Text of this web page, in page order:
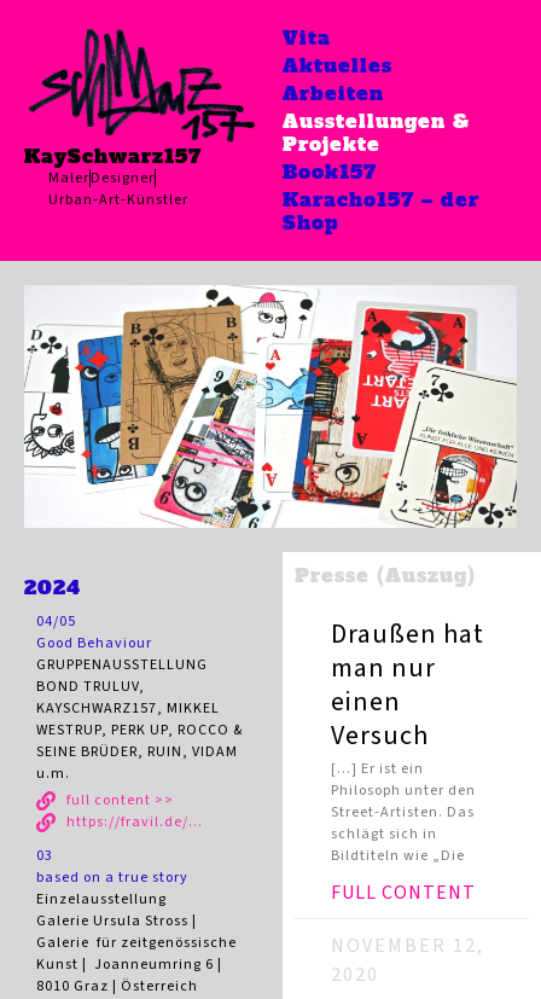
KaySchwarz157
MalerDesigner
Urban-Art-Künstler
Vita
Aktuelles
Arbeiten
Ausstellungen &
Projekte
Book157
Karacho157 – der
Shop
2024
04/05
Good Behaviour
GRUPPENAUSSTELLUNG
BOND TRULUV,
KAYSCHWARZ157, MIKKEL
WESTRUP, PERK UP, ROCCO &
SEINE BRÜDER, RUIN, VIDAM
u.m.
full content >>
https://fravil.de/...
03
based on a true story
Einzelausstellung
Galerie Ursula Stross |
Galerie für zeitgenössische
Kunst | Joanneumring 6 |
8010 Graz | Österreich
Presse (Auszug)
Draußen hat
man nur
einen
Versuch
[…] Er ist ein
Philosoph unter den
Street-Artisten. Das
schlägt sich in
Bildtiteln wie „Die
FULL CONTENT
NOVEMBER 12,
2020